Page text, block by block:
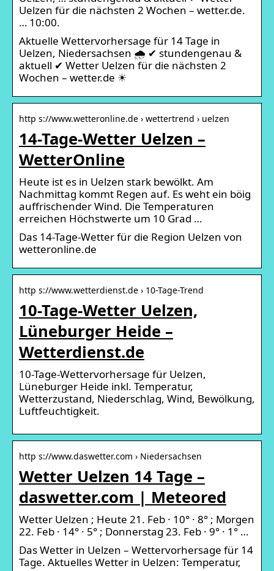
Uelzen für die nächsten 2 Wochen – wetter.de.
… 10:00.
Aktuelle Wettervorhersage für 14 Tage in
Uelzen, Niedersachsen 🌧️ ✔ stundengenau &
aktuell ✔ Wetter Uelzen für die nächsten 2
Wochen – wetter.de ☀
http s://www.wetteronline.de › wettertrend › uelzen
14-Tage-Wetter Uelzen –
WetterOnline
Heute ist es in Uelzen stark bewölkt. Am
Nachmittag kommt Regen auf. Es weht ein böig
auffrischender Wind. Die Temperaturen
erreichen Höchstwerte um 10 Grad …
Das 14-Tage-Wetter für die Region Uelzen von
wetteronline.de
http s://www.wetterdienst.de › 10-Tage-Trend
10-Tage-Wetter Uelzen,
Lüneburger Heide –
Wetterdienst.de
10-Tage-Wettervorhersage für Uelzen,
Lüneburger Heide inkl. Temperatur,
Wetterzustand, Niederschlag, Wind, Bewölkung,
Luftfeuchtigkeit.
http s://www.daswetter.com › Niedersachsen
Wetter Uelzen 14 Tage –
daswetter.com | Meteored
Wetter Uelzen ; Heute 21. Feb · 10° · 8° ; Morgen
22. Feb · 14° · 5° ; Donnerstag 23. Feb · 9° · 1° …
Das Wetter in Uelzen – Wettervorhersage für 14
Tage. Aktuelles Wetter in Uelzen: Temperatur,